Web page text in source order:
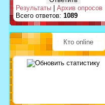
Результаты
Архив опросов
Всего ответов: 1089
Кто online